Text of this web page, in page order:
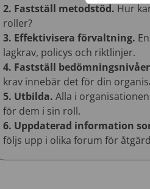
2. Fastställ metodstöd. Hur
roller?
3. Effektivisera förvaltning.
lagkrav, policys och riktlinjer.
4. Fastställ
krav innebär det för din
5. Utbilda.Alla i
för dem i sin roll.
6. Uppdaterad information
följs upp i olika forum för